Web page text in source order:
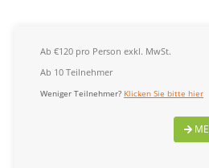
Ab €120 pro Person exkl. MwSt.
Ab 10 Teilnehmer
Weniger Teilnehmer? Klicken Sie bitte hier